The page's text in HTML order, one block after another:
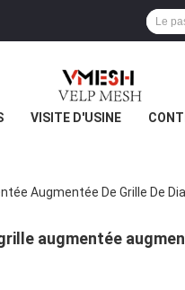
VISITE D'USINE
Augmentée De Grille De
augmentée